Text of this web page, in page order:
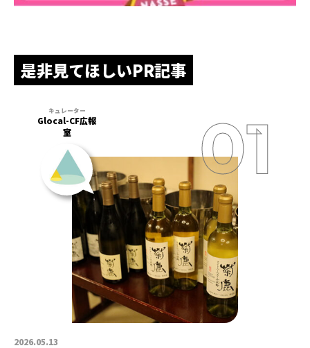
是非見てほしいPR記事
2026.05.13
Glocal-CF広報
室